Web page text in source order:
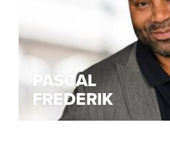
PASCAL
FREDERIK